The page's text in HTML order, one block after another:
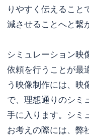
りやすく伝えること
減させることへと繋
シミュレーション映
依頼を行うことが最
う映像制作には、映
で、理想通りのシミ
手に入ります。シミ
お考えの際には、弊